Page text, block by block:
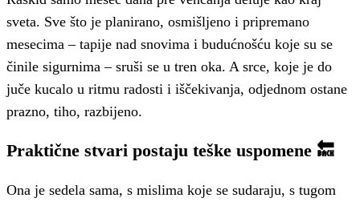
sveta. Sve što je planirano, osmišljeno i pripremano
mesecima – tapije nad snovima i budućnošću koje su se
činile sigurnima – sruši se u tren oka. A srce, koje je do
juče kucalo u ritmu radosti i iščekivanja, odjednom ostane
prazno, tiho, razbijeno.
Praktične stvari postaju teške uspomene 🔙
Ona je sedela sama, s mislima koje se sudaraju, s tugom